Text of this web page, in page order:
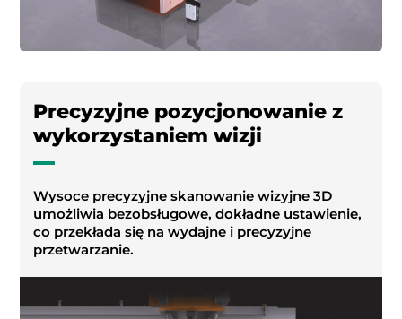
Precyzyjne pozycjonowanie z
wykorzystaniem wizji
Wysoce precyzyjne skanowanie wizyjne 3D
umożliwia bezobsługowe, dokładne ustawienie,
co przekłada się na wydajne i precyzyjne
przetwarzanie.